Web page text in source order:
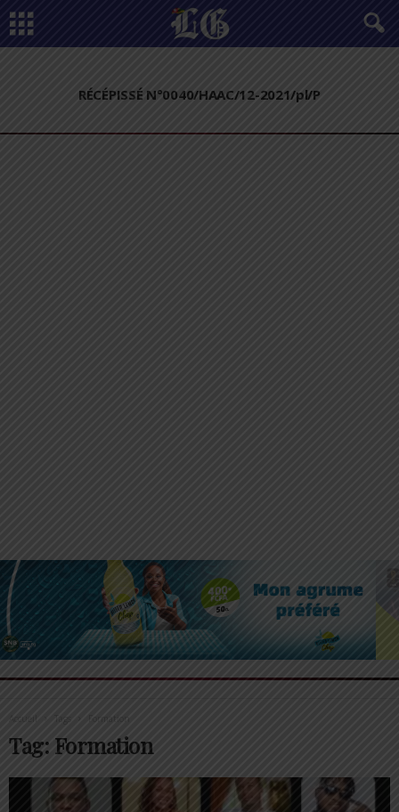
RÉCÉPISSÉ N°0040/HAAC/12-2021/pl/P
Tags Formation
Tag: Formation